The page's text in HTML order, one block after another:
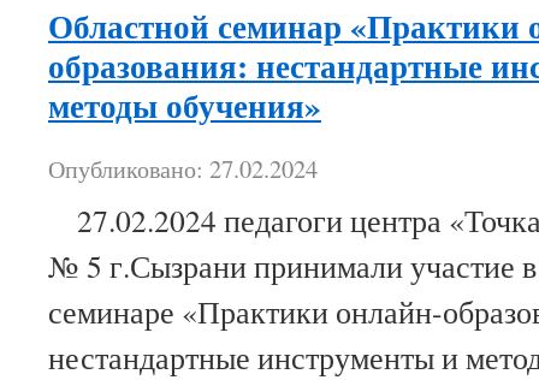
Областной семинар «Практики
образования: нестандартные
методы обучения»
Опубликовано: 27.02.2024
27.02.2024 педагоги центра
№ 5 г.Сызрани принимали участие
семинаре «Практики онлайн-
нестандартные инструменты и